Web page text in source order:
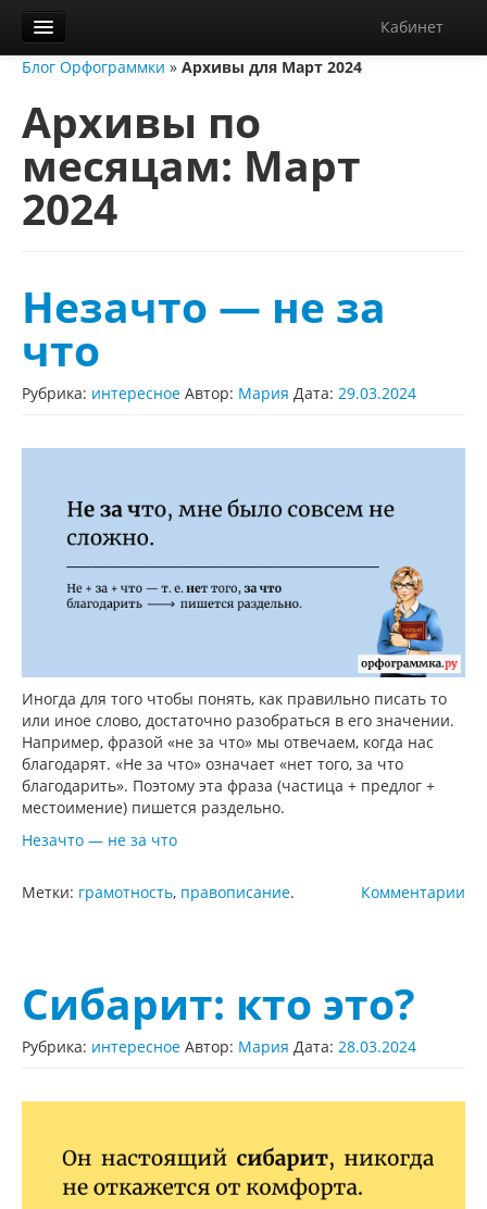
Кабинет
Орфограммка
Библиотека
Блог
О нас
Диктанты
Блог Орфограммки » Архивы для Март 2024
Архивы по
месяцам: Март
2024
Незачто — не за
что
Рубрика: интересное Автор: Мария Дата: 29.03.2024
Иногда для того чтобы понять, как правильно писать то
или иное слово, достаточно разобраться в его значении.
Например, фразой «не за что» мы отвечаем, когда нас
благодарят. «Не за что» означает «нет того, за что
благодарить». Поэтому эта фраза (частица + предлог +
местоимение) пишется раздельно.
Незачто — не за что
Комментарии
Метки: грамотность, правописание.
Сибарит: кто это?
Рубрика: интересное Автор: Мария Дата: 28.03.2024